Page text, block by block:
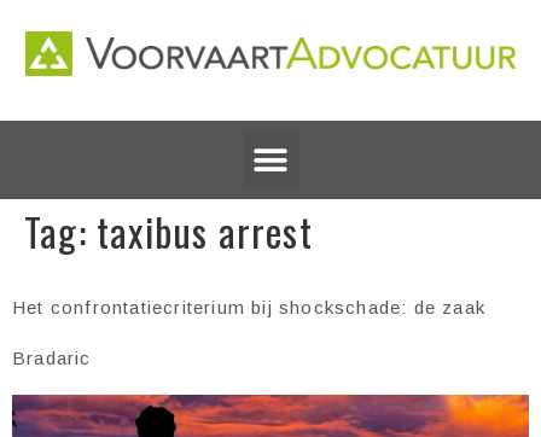
Tag: taxibus arrest
Het confrontatiecriterium bij shockschade: de zaak
Bradaric